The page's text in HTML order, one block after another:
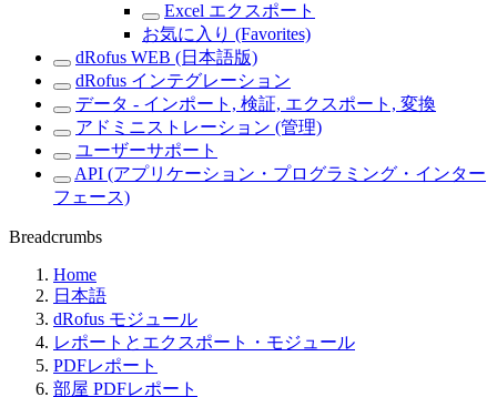
Excel エクスポート
お気に入り (Favorites)
dRofus WEB (日本語版)
dRofus インテグレーション
データ - インポート, 検証, エクスポート, 変換
アドミニストレーション (管理)
ユーザーサポート
API (アプリケーション・プログラミング・インター
フェース)
Breadcrumbs
Home
日本語
dRofus モジュール
レポートとエクスポート・モジュール
PDFレポート
部屋 PDFレポート